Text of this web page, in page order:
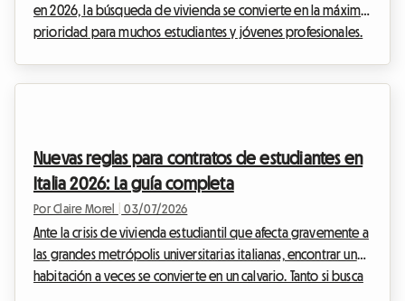
en 2026, la búsqueda de vivienda se convierte en la máxima
prioridad para muchos estudiantes y jóvenes profesionales.
entregar las llaves. Tener que bloquear el e...
Nuevas reglas para contratos de estudiantes en
Italia 2026: La guía completa
Por Claire Morel 03/07/2026
Ante la crisis de vivienda estudiantil que afecta gravemente a
las grandes metrópolis universitarias italianas, encontrar una
habitación a veces se convierte en un calvario. Tanto si busca